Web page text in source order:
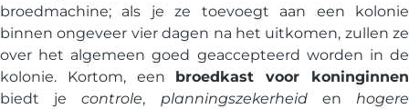
broedmachine; als je ze toevoegt aan een kolonie
binnen ongeveer vier dagen na het uitkomen, zullen ze
over het algemeen goed geaccepteerd worden in de
kolonie. Kortom, een broedkast voor koninginnen
biedt jecontrole, planningszekerheidenhogere